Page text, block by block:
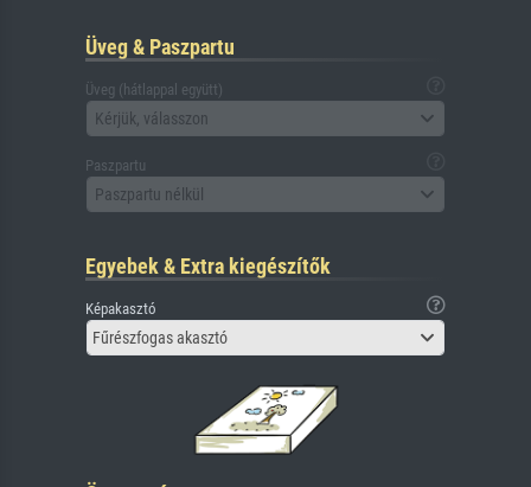
Üveg & Paszpartu
Üveg (hátlappal együtt)
Kérjük, válasszon
Paszpartu
Paszpartu nélkül
Egyebek & Extra kiegészítők
Képakasztó
Fűrészfogas akasztó